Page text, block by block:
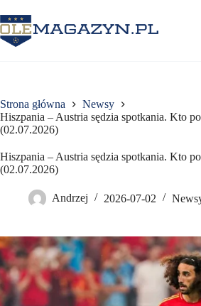
do
treści
Strona główna
Newsy
Hiszpania – Austria sędzia spotkania. Kto
(02.07.2026)
Hiszpania – Austria sędzia spotkania. Kto
(02.07.2026)
Andrzej 2026-07-02